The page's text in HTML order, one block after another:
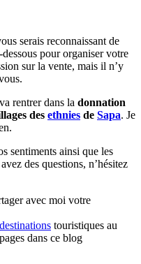
serais reconnaissant de
pour organiser votre
sur la vente, mais il n’y
rentrer dans la donnation
des ethnies de Sapa. Je
sentiments ainsi que les
des questions, n’hésitez
avec moi votre
destinations touristiques au
dans ce blog